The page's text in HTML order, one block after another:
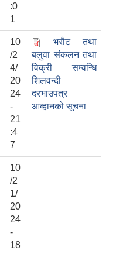
:0
1
10
/2
4/
20
24
-
21
:4
7
भरौट तथा
बलुवा संकलन तथा
विक्री सम्वन्धि
शिलवन्दी
दरभाउपत्र
आव्हानको सूचना
10
/2
1/
20
24
-
18